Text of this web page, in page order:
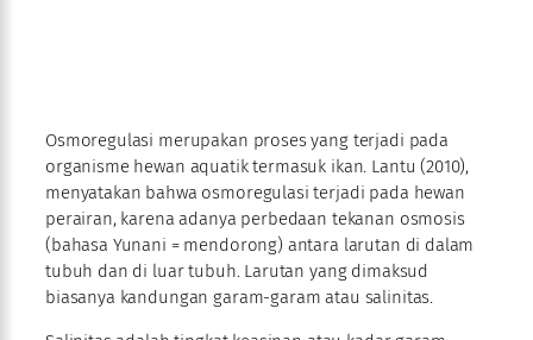
Osmoregulasi merupakan proses yang terjadi pada
organisme hewan aquatik termasuk ikan. Lantu (2010),
menyatakan bahwa osmoregulasi terjadi pada hewan
perairan, karena adanya perbedaan tekanan osmosis
(bahasa Yunani = mendorong) antara larutan di dalam
tubuh dan di luar tubuh. Larutan yang dimaksud
biasanya kandungan garam-garam atau salinitas.